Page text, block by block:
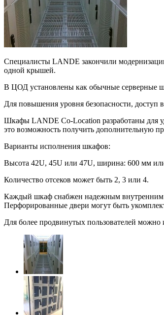
Специалисты LANDE закончили
одной крышей.
В ЦОД установлены как обычные серверные
Для повышения уровня безопасности,
Шкафы LANDE Co-Location разработаны для
это возможность получить дополнительную
Варианты исполнения шкафов:
Высота 42U, 45U или 47U, ширина: 600 мм
Количество отсеков может быть 2, 3 или 4.
Каждый шкаф снабжен надежным внутренним
Перфорированные двери могут быть
Для более продвинутых пользователей